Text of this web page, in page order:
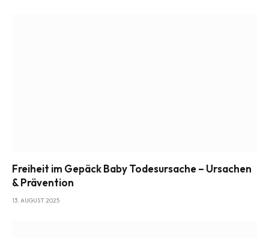
Freiheit im Gepäck Baby Todesursache – Ursachen
& Prävention
13. AUGUST 2025